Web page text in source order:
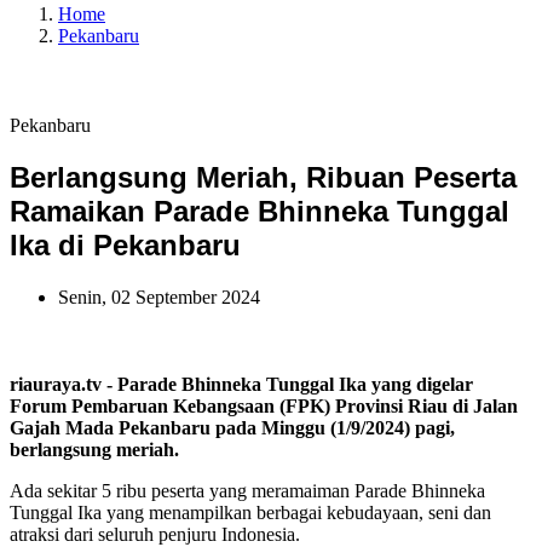
Home
Pekanbaru
Pekanbaru
Berlangsung Meriah, Ribuan Peserta
Ramaikan Parade Bhinneka Tunggal
Ika di Pekanbaru
Senin, 02 September 2024
riauraya.tv - Parade Bhinneka Tunggal Ika yang digelar
Forum Pembaruan Kebangsaan (FPK) Provinsi Riau di Jalan
Gajah Mada Pekanbaru pada Minggu (1/9/2024) pagi,
berlangsung meriah.
Ada sekitar 5 ribu peserta yang meramaiman Parade Bhinneka
Tunggal Ika yang menampilkan berbagai kebudayaan, seni dan
atraksi dari seluruh penjuru Indonesia.